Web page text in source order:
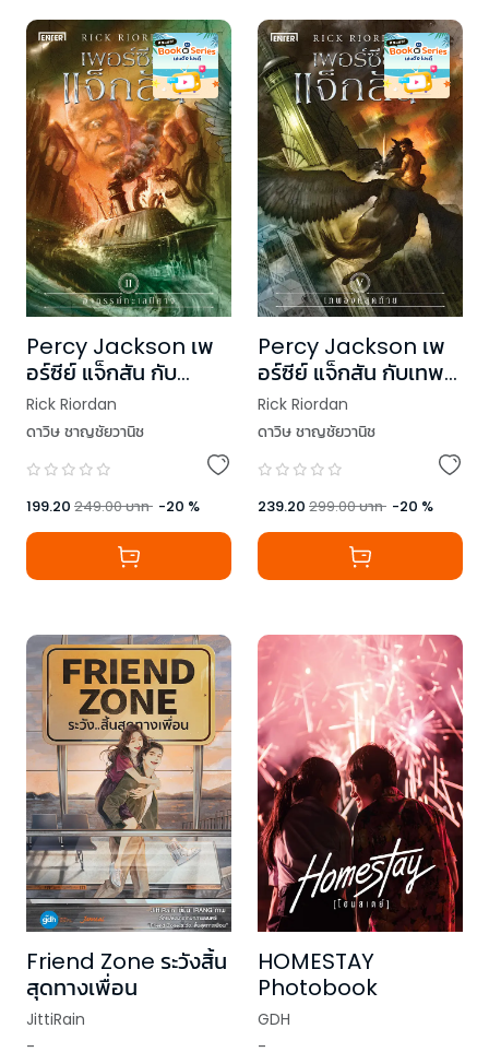
Percy Jackson เพ
อร์ซีย์ แจ็กสัน กับ
อาถรรพ์ทะเลปีศาจ (ปก
ใหม่)
Rick Riordan
ดาวิษ ชาญชัยวานิช
199.20 249.00บาท -20 %
Percy Jackson เพ
อร์ซีย์ แจ็กสัน กับเทพ
องค์สุดท้าย (ปกใหม่)
Rick Riordan
ดาวิษ ชาญชัยวานิช
239.20 299.00บาท -20 %
Friend Zone ระวังสิ้น
สุดทางเพื่อน
JittiRain
-
HOMESTAY
Photobook
GDH
-